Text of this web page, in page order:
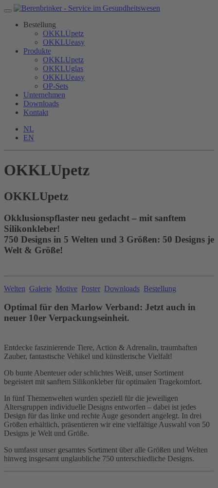
Bestellung
OKKLUpetz
OKKLUeasy
Produkte
OKKLUpetz
OKKLUglas
OKKLUeasy
OP-Sets
Unternehmen
Downloads
Kontakt
NL
EN
OKKLUpetz
OKKLUpetz
Okklusionspflaster neu gedacht – mit sanftem
Silikonkleber!
750 Designs in 5 Welten und 3 Größen: 50 Designs je
Welt & Größe!
Welten Galerie Motive Poster Downloads Bestellung
Optimal für den Marlow Verband: Jetzt auch in
neuer 10er Verpackungseinheit.
Entdecke faszinierende Tiere, Action & Adrenalin, traumhaften
Zauber, fantastische Vehikel und künstlerische Vielfalt!
Ob bunte Abenteuer oder schlichtes Weiß, unser Sortiment
begeistert mit sanftem Silikonkleber für optimalen Tragekomfort.
In fünf Themenwelten wurden speziell für die jeweiligen
Altersgruppen individuelle Designs entworfen – dabei ist jedes
Design für das linke und rechte Auge gesondert angelegt. In drei
Größen erhältlich, präsentieren wir eine vielfältige Auswahl von 50
Designs je Welt und Größe.
So umfasst unser gesamtes Sortiment über alle Größen und Welten
hinweg insgesamt unglaubliche 750 unterschiedliche Designs.